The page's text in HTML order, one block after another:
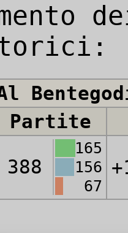
Partite
388
165
156
67